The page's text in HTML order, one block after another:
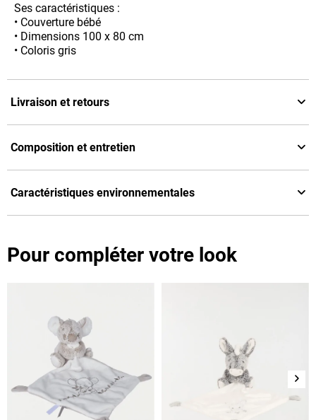
Ses caractéristiques :
• Couverture bébé
• Dimensions 100 x 80 cm
• Coloris gris
Livraison et retours
Composition et entretien
Caractéristiques environnementales
Pour compléter votre look